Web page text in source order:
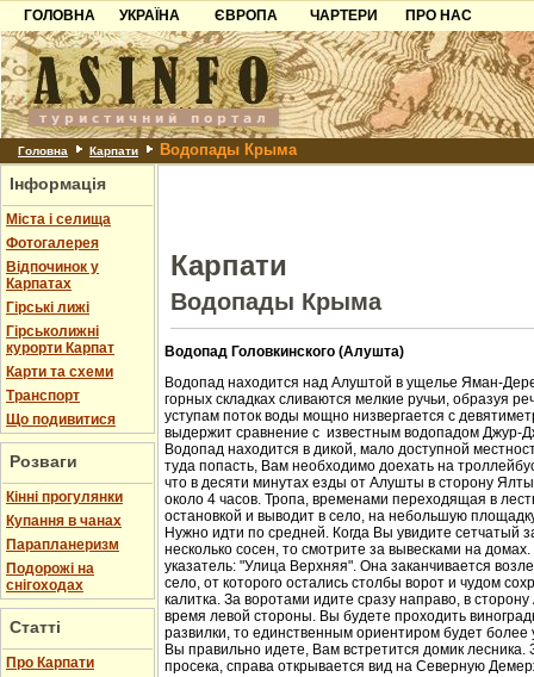
ГОЛОВНА
УКРАЇНА
Карпати
Азов
Причорноморря
Шацьк
ЄВРОПА
Чорногорія
Хорватія
Болгарія
Албанія
ЧАРТЕРИ
ПРО НАС
Контакти
Партнерам
Додати готель
Головна Карпати Водопады Крыма
Інформація
Міста і селища
Фотогалерея
Відпочинок у
Карпатах
Гірські лижі
Гірськолижні
курорти Карпат
Карти та схеми
Транспорт
Що подивитися
Розваги
Кінні прогулянки
Купання в чанах
Парапланеризм
Подорожі на
снігоходах
Статті
Про Карпати
Карпати
Водопады Крыма
Водопад Головкинского (Алушта)
Водопад находится над Алуштой в ущелье Яман-
горных складках сливаются мелкие ручьи, образуя
уступам поток воды мощно низвергается с
выдержит сравнение с известным водопадом Джур-
Водопад находится в дикой, мало доступной
туда попасть, Вам необходимо доехать на
что в десяти минутах езды от Алушты в сторону
около 4 часов. Тропа, временами переходящая в
остановкой и выводит в село, на небольшую
Нужно идти по средней. Когда Вы увидите сетчатый
несколько сосен, то смотрите за вывесками на
указатель: "Улица Верхняя". Она заканчивается
село, от которого остались столбы ворот и чудом
калитка. За воротами идите сразу направо, в
время левой стороны. Вы будете проходить
развилки, то единственным ориентиром будет более
Вы правильно идете, Вам встретится домик лесника.
просека, справа открывается вид на Северную